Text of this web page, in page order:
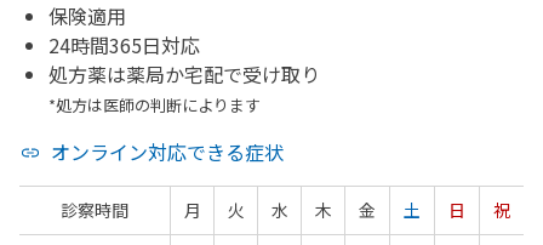
保険適用
24時間365日対応
処方薬は薬局か宅配で受け取り
*処方は医師の判断によります
オンライン対応できる症状
診察時間 月 火 水 木 金 土 日
祝